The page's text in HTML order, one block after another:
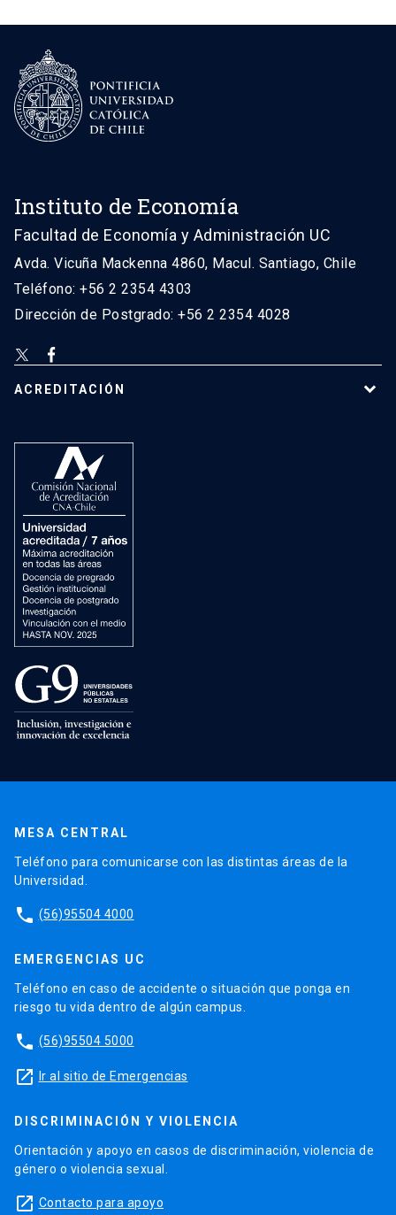
Instituto de Economía
Facultad de Economía y Administración UC
Avda. Vicuña Mackenna 4860, Macul. Santiago, Chile
Teléfono: +56 2 2354 4303
Dirección de Postgrado: +56 2 2354 4028
ACREDITACIÓN
MESA CENTRAL
Teléfono para comunicarse con las distintas áreas de la
Universidad.
phone (56)95504 4000
EMERGENCIAS UC
Teléfono en caso de accidente o situación que ponga en
riesgo tu vida dentro de algún campus.
phone (56)95504 5000
launch Ir al sitio de Emergencias
DISCRIMINACIÓN Y VIOLENCIA
Orientación y apoyo en casos de discriminación, violencia de
género o violencia sexual.
launch Contacto para apoyo